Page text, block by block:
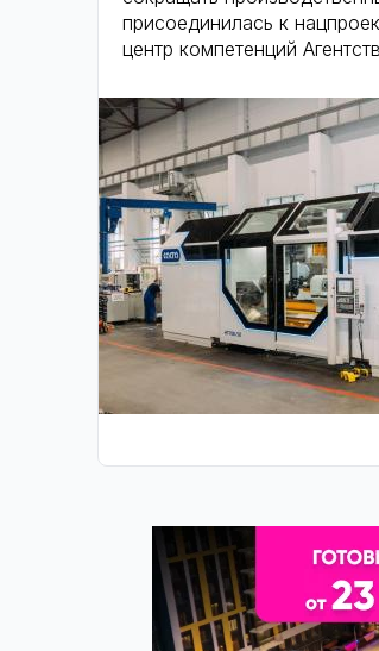
присоединилась к
центр компетенций